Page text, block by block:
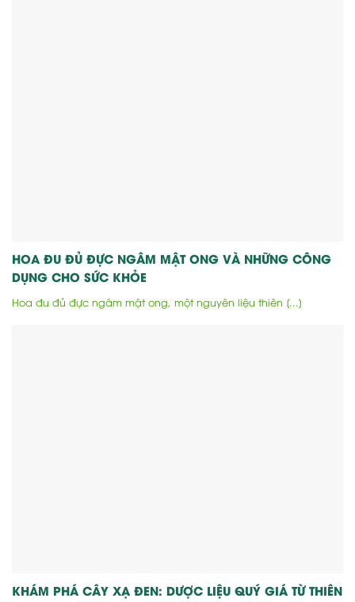
HOA ĐU ĐỦ ĐỰC NGÂM MẬT ONG VÀ NHỮNG CÔNG
DỤNG CHO SỨC KHỎE
Hoa đu đủ đực ngâm mật ong, một nguyên liệu thiên [...]
KHÁM PHÁ CÂY XẠ ĐEN: DƯỢC LIỆU QUÝ GIÁ TỪ THIÊN